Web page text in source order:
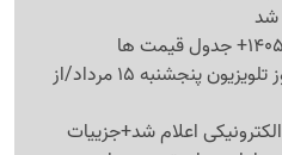
شد
جدول فیلم‌های سینمایی امروز تلویزیون پنجشنبه 15 مرداد/از
الکترونیکی اعلام شد+جزییات